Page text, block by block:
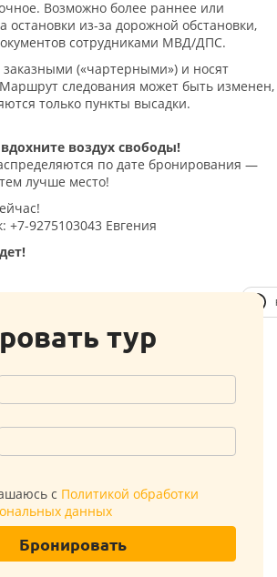
Возможно более раннее или
остановки из-за дорожной обстановки,
сотрудниками МВД/ДПС.
(«чартерными») и носят
следования может быть изменен,
только пункты высадки.
воздух свободы!
по дате бронирования —
лучше место!
+7-9275103043 Евгения
тур
с Политикой обработки
данных
Бронировать